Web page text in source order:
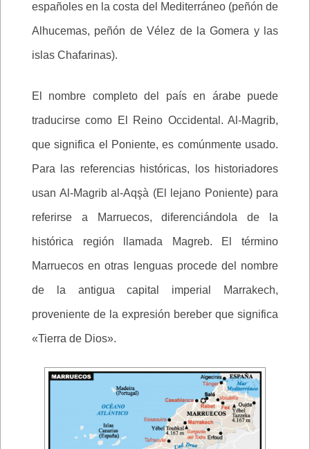
españoles en la costa del Mediterráneo (peñón de
Alhucemas, peñón de Vélez de la Gomera y las
islas Chafarinas).
El nombre completo del país en árabe puede
traducirse como El Reino Occidental. Al-Magrib,
que significa el Poniente, es comúnmente usado.
Para las referencias históricas, los historiadores
usan Al-Magrib al-Aqşà (El lejano Poniente) para
referirse a Marruecos, diferenciándola de la
histórica región llamada Magreb. El término
Marruecos en otras lenguas procede del nombre
de la antigua capital imperial Marrakech,
proveniente de la expresión bereber que significa
«Tierra de Dios».